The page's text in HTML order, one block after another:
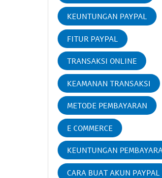
KEUNTUNGAN PAYPAL
FITUR PAYPAL
TRANSAKSI ONLINE
KEAMANAN TRANSAKSI
METODE PEMBAYARAN
E COMMERCE
KEUNTUNGAN
CARA BUAT AKUN PAYPAL